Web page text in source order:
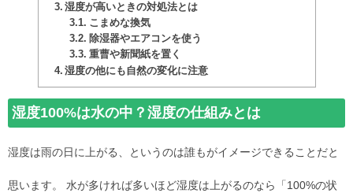
湿度が高いときの対処法とは
こまめな換気
除湿器やエアコンを使う
重曹や新聞紙を置く
湿度の他にも自然の変化に注意
湿度100%は水の中？湿度の仕組みとは
湿度は雨の日に上がる、というのは誰もがイメージできることだと
思います。 水が多ければ多いほど湿度は上がるのなら「100%の状